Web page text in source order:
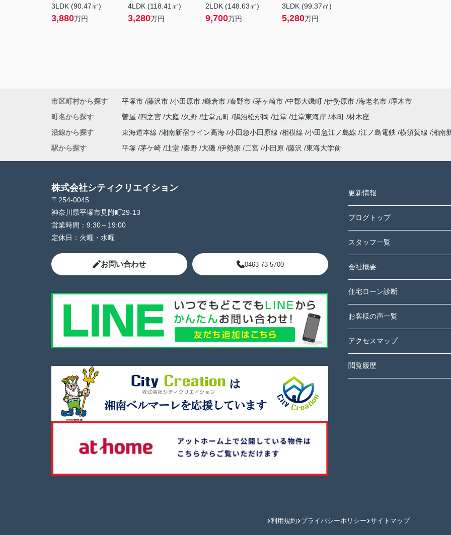
3LDK (90.47㎡)
3,880万円
4LDK (118.41㎡)
3,280万円
2LDK (148.63㎡)
9,700万円
3LDK (99.37㎡)
5,280万円
市区町村から探す 平塚市 藤沢市 小田原市 鎌倉市 秦野市 茅ヶ崎市 中郡大磯町 伊勢原市 海老名市
厚木市
町名から探す
曽屋 四之宮 大庭 久野 辻堂元町 鵠沼松が岡 辻堂 辻堂東海岸 本町 材木座
沿線から探す
東海道本線 湘南新宿ライン高海 小田急小田原線 相模線 小田急江ノ島線 江ノ島電鉄 横須賀線 湘南
駅から探す
平塚 茅ケ崎 辻堂 秦野 大磯 伊勢原 二宮 小田原 藤沢 東海大学前
株式会社シティクリエイション
〒254-0045
神奈川県平塚市見附町29-13
営業時間： 9:30～19:00
定休日： 火曜・水曜
お問い合わせ 0463-73-5700
更新情報
ブログトップ
スタッフ一覧
会社概要
住宅ローン診断
お客様の声一覧
アクセスマップ
閲覧履歴
利用規約 プライバシーポリシー サイトマップ